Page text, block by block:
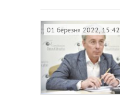
01 березня 2022, 15:42